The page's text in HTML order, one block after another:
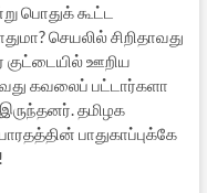
பொதுக் கூட்ட
செயலில் சிறிதாவது
ஊறிய
கவலைப் பட்டார்களா
தமிழக
பாதுகாப்புக்கே